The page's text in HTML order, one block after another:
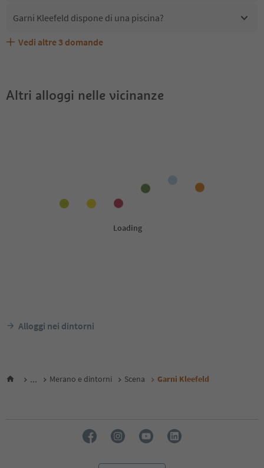
Garni Kleefeld dispone di una piscina?
Garni Kleefeld accetta animali domestici?
Quali servizi/attività sono disponibili presso Garni
Gli ospiti di Garni Kleefeld ricevono l'Alto Adige Guest
Vedi altre 3 domande
Altri alloggi nelle vicinanze
Alloggi nei dintorni
... Merano e dintorni Scena Garni Kleefeld